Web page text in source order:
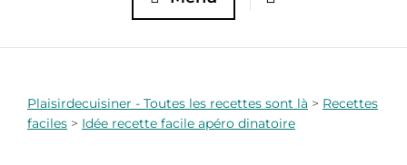
Plaisirdecuisiner - Toutes les recettes sont là > Recettes
faciles > Idée recette facile apéro dinatoire